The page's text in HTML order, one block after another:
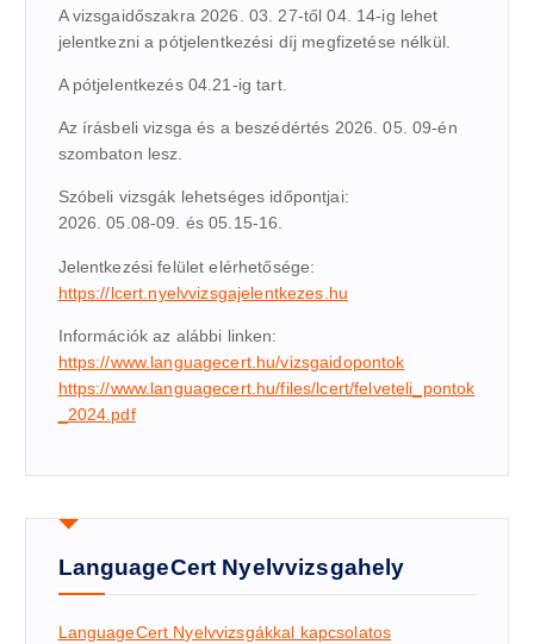
A vizsgaidőszakra 2026. 03. 27-től 04. 14-ig lehet
jelentkezni a pótjelentkezési díj megfizetése nélkül.
A pótjelentkezés 04.21-ig tart.
Az írásbeli vizsga és a beszédértés 2026. 05. 09-én
szombaton lesz.
Szóbeli vizsgák lehetséges időpontjai:
2026. 05.08-09. és 05.15-16.
Jelentkezési felület elérhetősége:
https://lcert.nyelvvizsgajelentkezes.hu
Információk az alábbi linken:
https://www.languagecert.hu/vizsgaidopontok
https://www.languagecert.hu/files/lcert/felveteli_pontok
_2024.pdf
LanguageCert Nyelvvizsgahely
LanguageCert Nyelvvizsgákkal kapcsolatos